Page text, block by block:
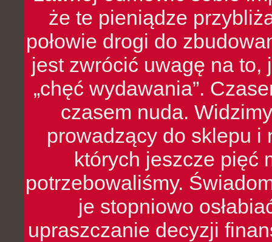
że te pieniądze
połowie drogi do
jest zwrócić uwagę na to,
„chęć wydawania”.
czasem nuda.
prowadzący do sklepu i
których jeszcze pięć
potrzebowaliśmy.
je stopniowo
upraszczanie decyzji